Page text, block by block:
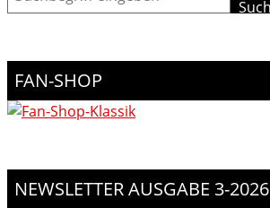
FAN-SHOP
NEWSLETTER AUSGABE 3-2026